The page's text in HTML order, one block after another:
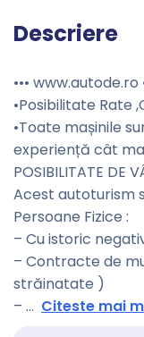
Descriere
••• www.autode.ro
•Posibilitate Rate
•Toate mașinile
experiență cât
POSIBILITATE DE
Acest autoturism
Persoane Fizice :
– Cu istoric
– Contracte de
străinatate )
– ... Citeste mai